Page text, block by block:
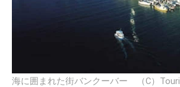
海に囲まれた街バンクーバー （C）